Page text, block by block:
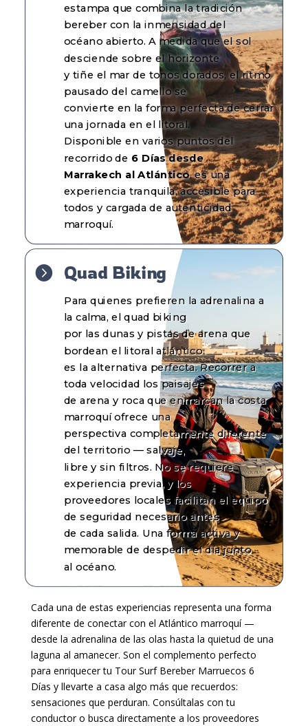
estampa que combina la tradición
bereber con la inmensidad del
océano abierto. A medida que el sol
desciende sobre el horizonte
y tiñe el mar de tonos dorados, el ritmo
pausado del camello se
convierte en la forma perfecta de cerrar
una jornada en el litoral.
Disponible en varios puntos del
recorrido de 6 Días desde
Marrakech al Atlántico, es una
experiencia tranquila, accesible para
todos y cargada de autenticidad
marroquí.
 Quad Biking
Para quienes prefieren la adrenalina a
la calma, el quad biking
por las dunas y pistas de arena que
bordean el litoral atlántico
es la alternativa perfecta. Recorrer a
toda velocidad los paisajes
de arena y roca que enmarcan la costa
marroquí ofrece una
perspectiva completamente diferente
del territorio — salvaje,
libre y sin filtros. No se requiere
experiencia previa, ylos
proveedores locales facilitan el equipo
de seguridad necesario antes
de cada salida. Una forma activa y
memorable de despedir el día junto
al océano.
Cada una de estas experiencias representa una forma
diferente de conectar con el Atlántico marroquí —
desde la adrenalina de las olas hasta la quietud de una
laguna al amanecer. Son el complemento perfecto
para enriquecer tu Tour Surf Bereber Marruecos 6
Días y llevarte a casa algo más que recuerdos:
sensaciones que perduran. Consúltalas con tu
conductor o busca directamente a los proveedores